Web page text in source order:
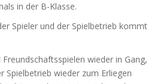
in der B-Klasse.
Spieler und der Spielbetrieb kommt
wieder in Gang,
Spielbetrieb wieder zum Erliegen